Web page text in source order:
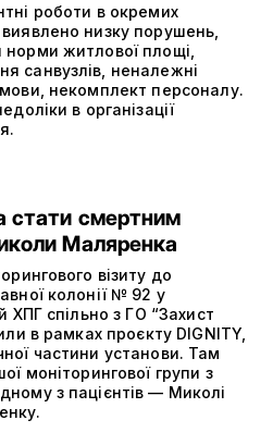
роботи в окремих
низку порушень,
житлової площі,
санвузлів, неналежні
некомплект персоналу.
в організації
стати смертним
Маляренка
візиту до
колонії № 92 у
ХПГ спільно з ГО “Захист
в рамках проєкту DIGNITY,
частини установи. Там
моніторингової групи з
з пацієнтів — Миколі